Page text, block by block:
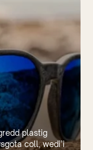
plastig
coll, wedi’i